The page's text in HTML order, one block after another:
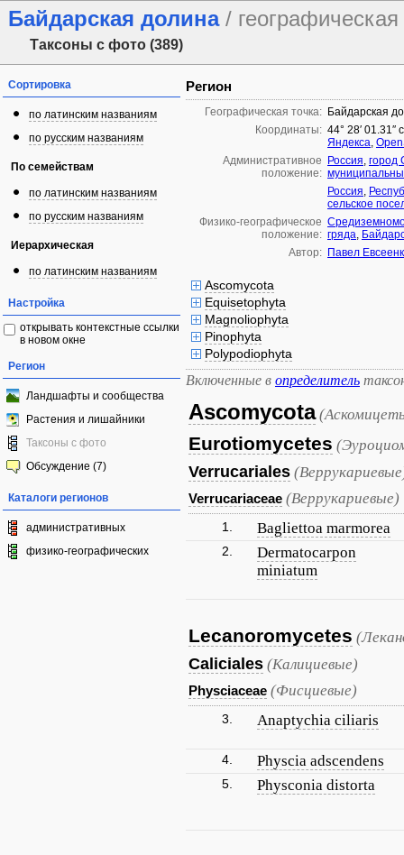
Байдарская долина / географическая
Таксоны с фото (389)
Сортировка
по латинским названиям
по русским названиям
По семействам
по латинским названиям
по русским названиям
Иерархическая
по латинским названиям
Настройка
открывать контекстные ссылки
в новом окне
Регион
Ландшафты и сообщества
Растения и лишайники
Таксоны с фото
Обсуждение (7)
Каталоги регионов
административных
физико-географических
Регион
Географическая точка: Байдарская
Координаты: 44° 28′ 01.31″
Яндекса,
Административное
положение:
Россия, город
Россия,
сельское
Физико-географическое
положение: гряда,
Автор: Павел
Ascomycota
Equisetophyta
Magnoliophyta
Pinophyta
Polypodiophyta
Включенные в определитель
Ascomycota
Eurotiomycetes
Verrucariales
Verrucariaceae (Веррукариевые)
1. Bagliettoa marmorea
2.
Dermatocarpon
miniatum
Lecanoromycetes
Caliciales (Калициевые)
Physciaceae (Фисциевые)
3. Anaptychia ciliaris
4. Physcia adscendens
5. Physconia distorta